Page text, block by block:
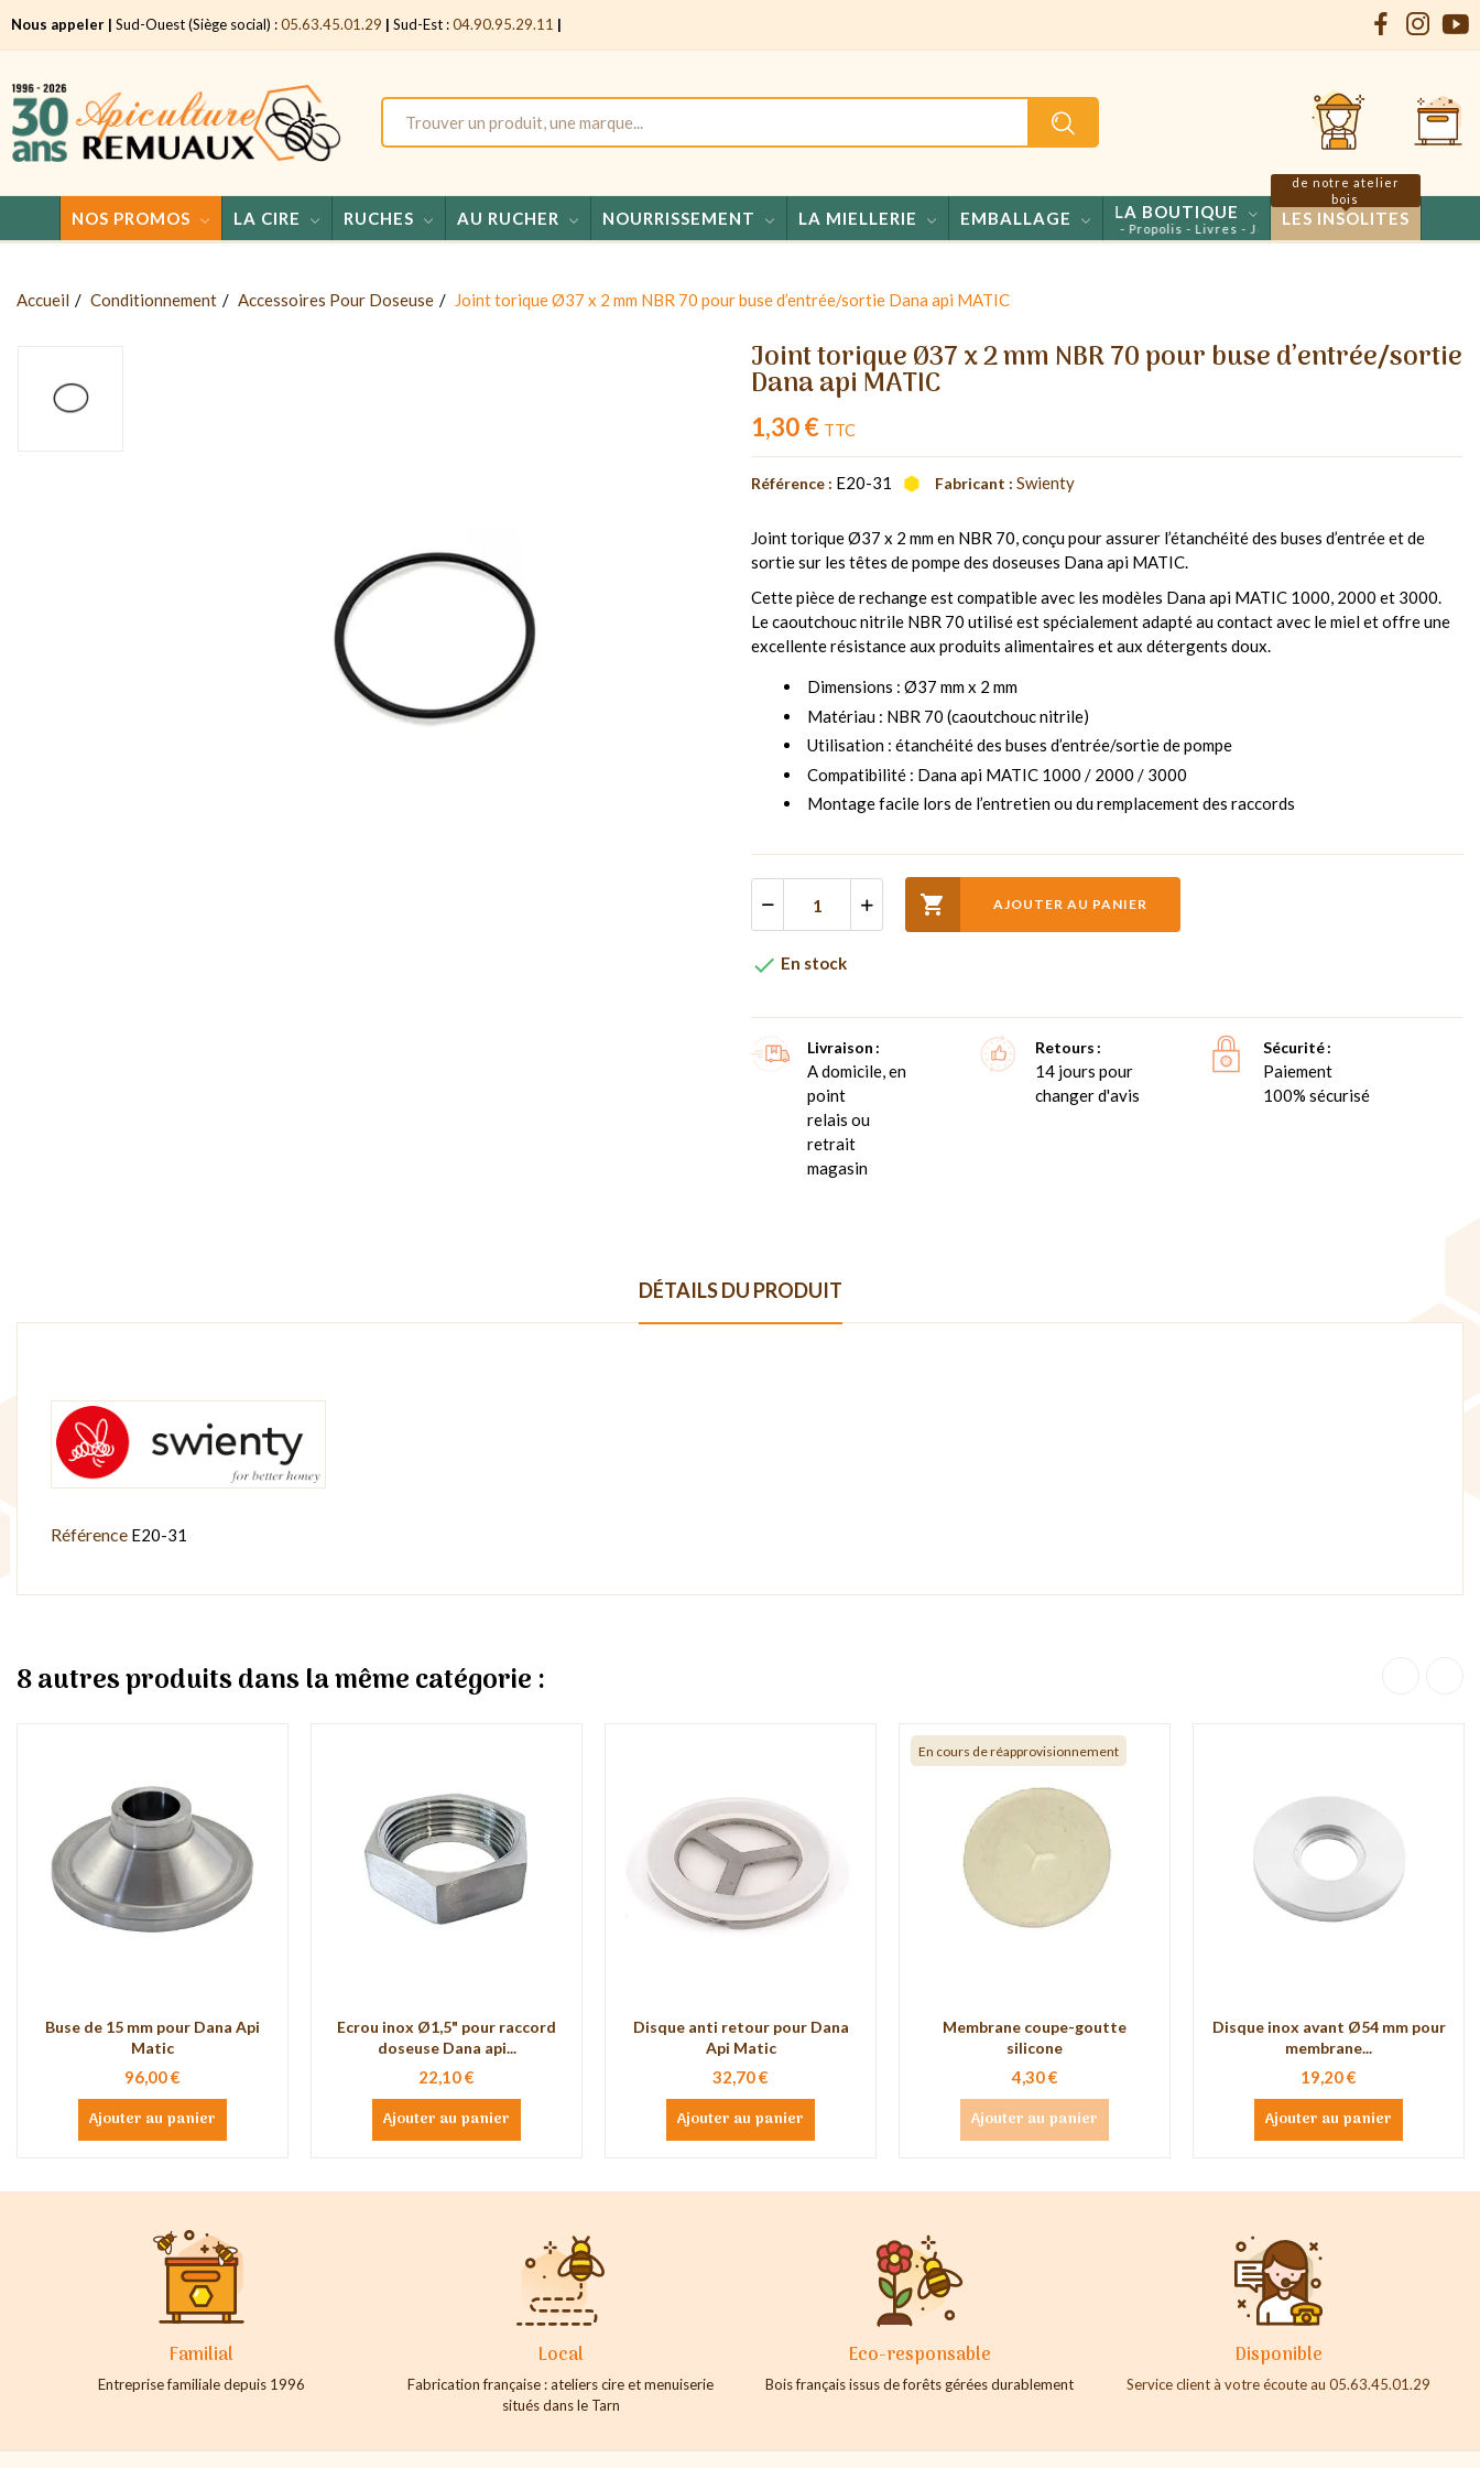
Nous appeler | Sud-Ouest (Siège social) :05.63.45.01.29 | Sud-Est :04.90.95.29.11 |
NOS PROMOS LA CIRE RUCHES AU RUCHER NOURRISSEMENT LA MIELLERIE EMBALLAGE LA BOUTIQUE
Miels - Confiseries - Propolis - Livres - Jeux
LES INSOLITES
de notre atelier
bois
Accueil Conditionnement Accessoires Pour Doseuse Joint torique Ø37 x 2 mm NBR 70 pour buse d’entrée/sortie Dana api MATIC
Joint torique Ø37 x 2 mm NBR 70 pour buse d’entrée/sortie
Dana api MATIC
1,30 € TTC
Référence : E20-31 Fabricant : Swienty
Joint torique Ø37 x 2 mm en NBR 70, conçu pour assurer l’étanchéité des buses d’entrée et de
sortie sur les têtes de pompe des doseuses Dana api MATIC.
Cette pièce de rechange est compatible avec les modèles Dana api MATIC 1000, 2000 et 3000.
Le caoutchouc nitrile NBR 70 utilisé est spécialement adapté au contact avec le miel et offre une
excellente résistance aux produits alimentaires et aux détergents doux.
Dimensions : Ø37 mm x 2 mm
Matériau : NBR 70 (caoutchouc nitrile)
Utilisation : étanchéité des buses d’entrée/sortie de pompe
Compatibilité : Dana api MATIC 1000 / 2000 / 3000
Montage facile lors de l’entretien ou du remplacement des raccords
 AJOUTER AU PANIER
 En stock
Livraison
A domicile, en
point
relais ou
retrait
magasin
Retours
14 jours pour
changer d'avis
Sécurité
Paiement
100% sécurisé
DÉTAILS DU PRODUIT
Référence E20-31
8 autres produits dans la même catégorie :
Buse de 15 mm pour Dana Api
Matic
96,00 €
Ajouter au panier
Ecrou inox Ø1,5" pour raccord
doseuse Dana api...
22,10 €
Ajouter au panier
Disque anti retour pour Dana
Api Matic
32,70 €
Ajouter au panier
En cours de réapprovisionnement
Membrane coupe-goutte
silicone
4,30 €
Ajouter au panier
Disque inox avant Ø54 mm pour
membrane...
19,20 €
Ajouter au panier
Familial
Entreprise familiale depuis 1996
Local
Fabrication française : ateliers cire et menuiserie
situés dans le Tarn
Eco-responsable
Bois français issus de forêts gérées durablement
Disponible
Service client à votre écoute au 05.63.45.01.29